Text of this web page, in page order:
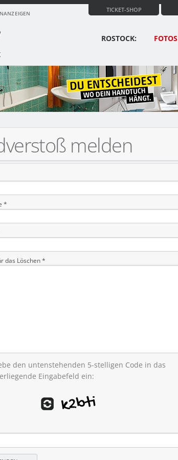
TICKET-SHOP
ROSTOCK: FOTOS
melden
*
das Löschen *
den untenstehenden 5-stelligen Code in das
Eingabefeld ein: